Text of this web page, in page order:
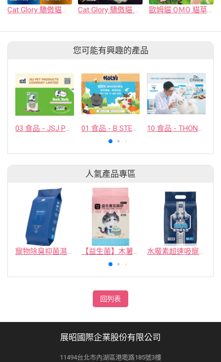
歐姆貓 OＭO 貓草肉泥
您可能有興趣的產品
03 食品 - JSJ PET PRODUCTS COMPANY LIMITED 01 食品 - B STELLAR COMPANY LIMITED 10 食品 - THONGLOR PET HOSJPITAL CO., LTD.
人氣產品專區
寵物除臭抑菌濕紙巾／30抽／無味【4包100】 【益生菌】木薯豆腐砂/豆腐砂 (1包最低$119起)抽貓砂機 水魔素超速吸寵物尿布墊買1送1
回列表
展昭國際企業股份有限公司
11494台北市內湖區港墘路185號3樓